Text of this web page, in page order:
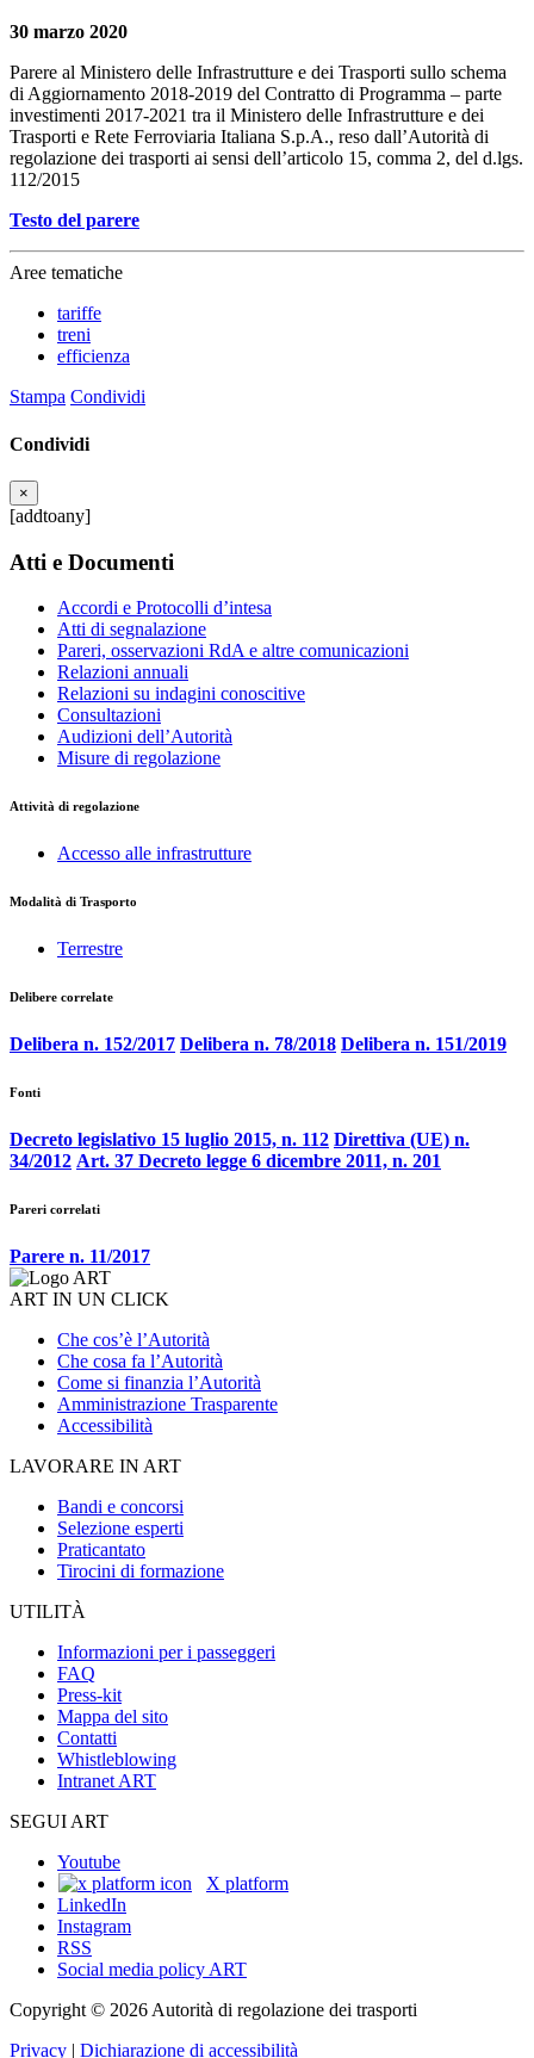
30 marzo 2020
Parere al Ministero delle Infrastrutture e dei Trasporti sullo schema
di Aggiornamento 2018-2019 del Contratto di Programma – parte
investimenti 2017-2021 tra il Ministero delle Infrastrutture e dei
Trasporti e Rete Ferroviaria Italiana S.p.A., reso dall’Autorità di
regolazione dei trasporti ai sensi dell’articolo 15, comma 2, del d.lgs.
112/2015
Testo del parere
Aree tematiche
tariffe
treni
efficienza
Stampa Condividi
Condividi
×
[addtoany]
Atti e Documenti
Accordi e Protocolli d’intesa
Atti di segnalazione
Pareri, osservazioni RdA e altre comunicazioni
Relazioni annuali
Relazioni su indagini conoscitive
Consultazioni
Audizioni dell’Autorità
Misure di regolazione
Attività di regolazione
Accesso alle infrastrutture
Modalità di Trasporto
Terrestre
Delibere correlate
Delibera n. 152/2017 Delibera n. 78/2018 Delibera n. 151/2019
Fonti
Decreto legislativo 15 luglio 2015, n. 112 Direttiva (UE) n.
34/2012 Art. 37 Decreto legge 6 dicembre 2011, n. 201
Pareri correlati
Parere n. 11/2017
ART IN UN CLICK
Che cos’è l’Autorità
Che cosa fa l’Autorità
Come si finanzia l’Autorità
Amministrazione Trasparente
Accessibilità
LAVORARE IN ART
Bandi e concorsi
Selezione esperti
Praticantato
Tirocini di formazione
UTILITÀ
Informazioni per i passeggeri
FAQ
Press-kit
Mappa del sito
Contatti
Whistleblowing
Intranet ART
SEGUI ART
Youtube
X platform
LinkedIn
Instagram
RSS
Social media policy ART
Copyright © 2026 Autorità di regolazione dei trasporti
Privacy | Dichiarazione di accessibilità